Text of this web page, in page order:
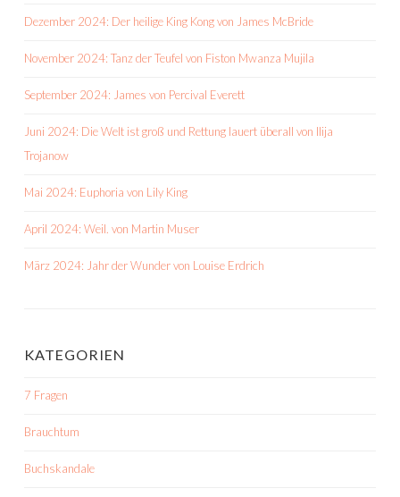
Dezember 2024: Der heilige King Kong von James McBride
November 2024: Tanz der Teufel von Fiston Mwanza Mujila
September 2024: James von Percival Everett
Juni 2024: Die Welt ist groß und Rettung lauert überall von Ilija
Trojanow
Mai 2024: Euphoria von Lily King
April 2024: Weil. von Martin Muser
März 2024: Jahr der Wunder von Louise Erdrich
KATEGORIEN
7 Fragen
Brauchtum
Buchskandale